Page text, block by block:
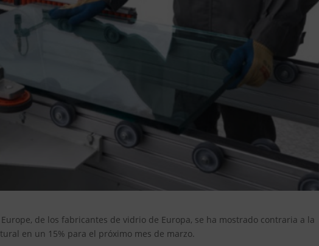
de los fabricantes de vidrio de Europa, se ha mostrado contraria a la
en un 15% para el próximo mes de marzo.